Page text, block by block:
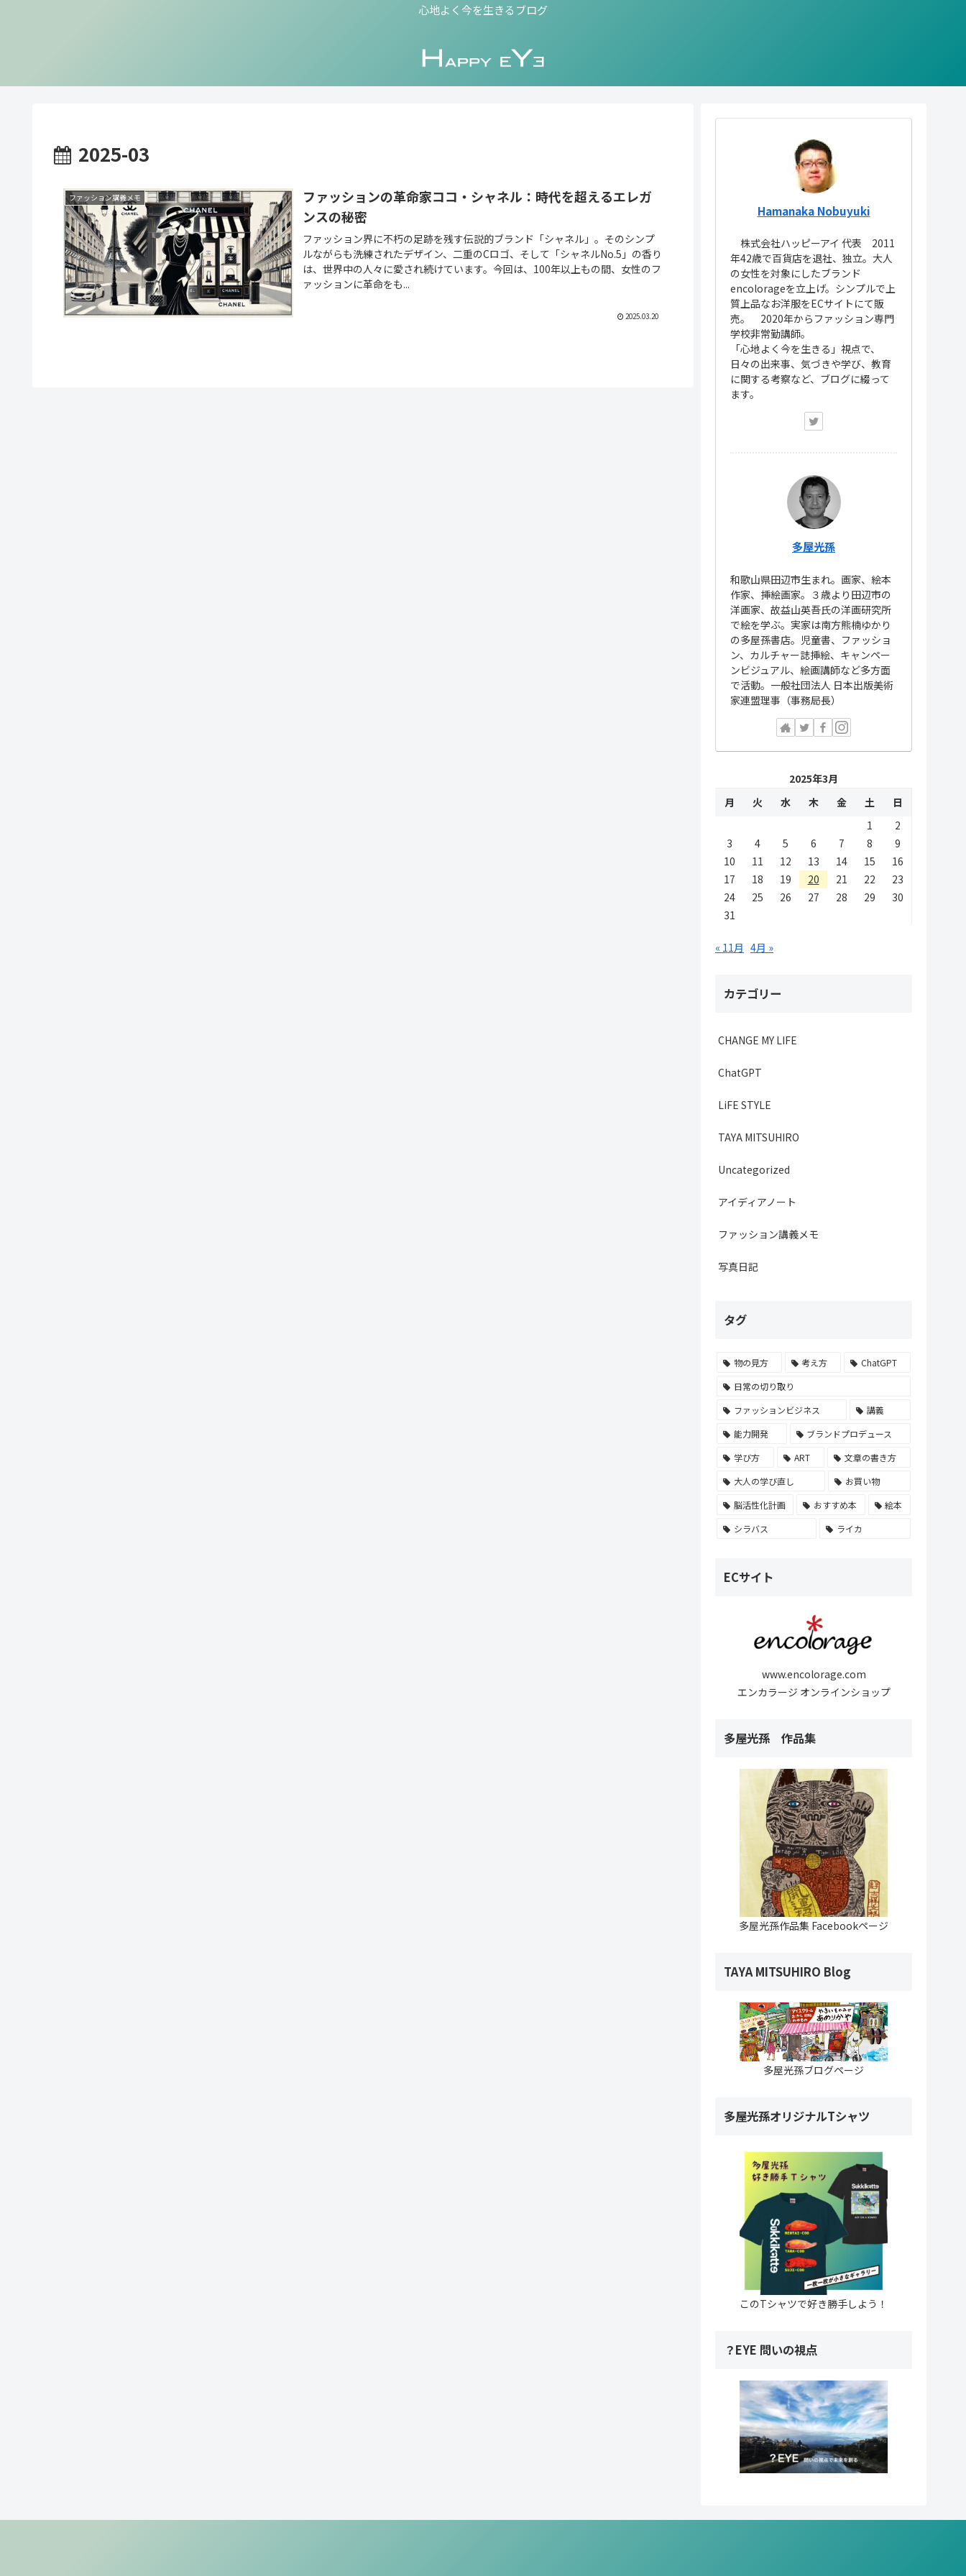
心地よく今を生きるブログ
2025-03
ファッション講義メモ
ファッションの革命家ココ・シャネル：時代を超えるエレガ
ンスの秘密
ファッション界に不朽の足跡を残す伝説的ブランド「シャネル」。そのシンプ
ルながらも洗練されたデザイン、二重のCロゴ、そして「シャネルNo.5」の香り
は、世界中の人々に愛され続けています。今回は、100年以上もの間、女性のフ
ァッションに革命をも...
2025.03.20
Hamanaka Nobuyuki
株式会社ハッピーアイ 代表 2011
年42歳で百貨店を退社、独立。大人
の女性を対象にしたブランド
encolorageを立上げ。シンプルで上
質上品なお洋服をECサイトにて販
売。 2020年からファッション専門
学校非常勤講師。
「心地よく今を生きる」視点で、
日々の出来事、気づきや学び、教育
に関する考察など、ブログに綴って
ます。
多屋光孫
和歌山県田辺市生まれ。画家、絵本
作家、挿絵画家。３歳より田辺市の
洋画家、故益山英吾氏の洋画研究所
で絵を学ぶ。実家は南方熊楠ゆかり
の多屋孫書店。児童書、ファッショ
ン、カルチャー誌挿絵、キャンペー
ンビジュアル、絵画講師など多方面
で活動。一般社団法人 日本出版美術
家連盟理事（事務局長）
2025年3月
月
火 水 木 金 土
日
1
2
3
4 5 6 7 8
9
10
11 12 13 14 15
16
17
18 19 20 21 22
23
24
25 26 27 28 29
30
31
« 11月 4月 »
カテゴリー
CHANGE MY LIFE
ChatGPT
LiFE STYLE
TAYA MITSUHIRO
Uncategorized
アイディアノート
ファッション講義メモ
写真日記
タグ
物の見方 考え方
ChatGPT
日常の切り取り
ファッションビジネス
講義
能力開発
ブランドプロデュース
学び方
ART
文章の書き方
大人の学び直し
お買い物
脳活性化計画
おすすめ本
絵本
シラバス
ライカ
ECサイト
www.encolorage.com
エンカラージ オンラインショップ
多屋光孫 作品集
多屋光孫作品集 Facebookページ
TAYA MITSUHIRO Blog
多屋光孫ブログページ
多屋光孫オリジナルTシャツ
このTシャツで好き勝手しよう！
？EYE 問いの視点